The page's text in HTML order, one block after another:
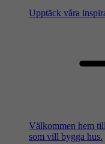
Upptäck våra
Välkommen hem
som vill bygga hus.